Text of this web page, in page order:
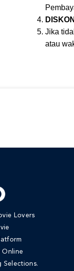
Jika
atau
Lovers
Online
Selections.